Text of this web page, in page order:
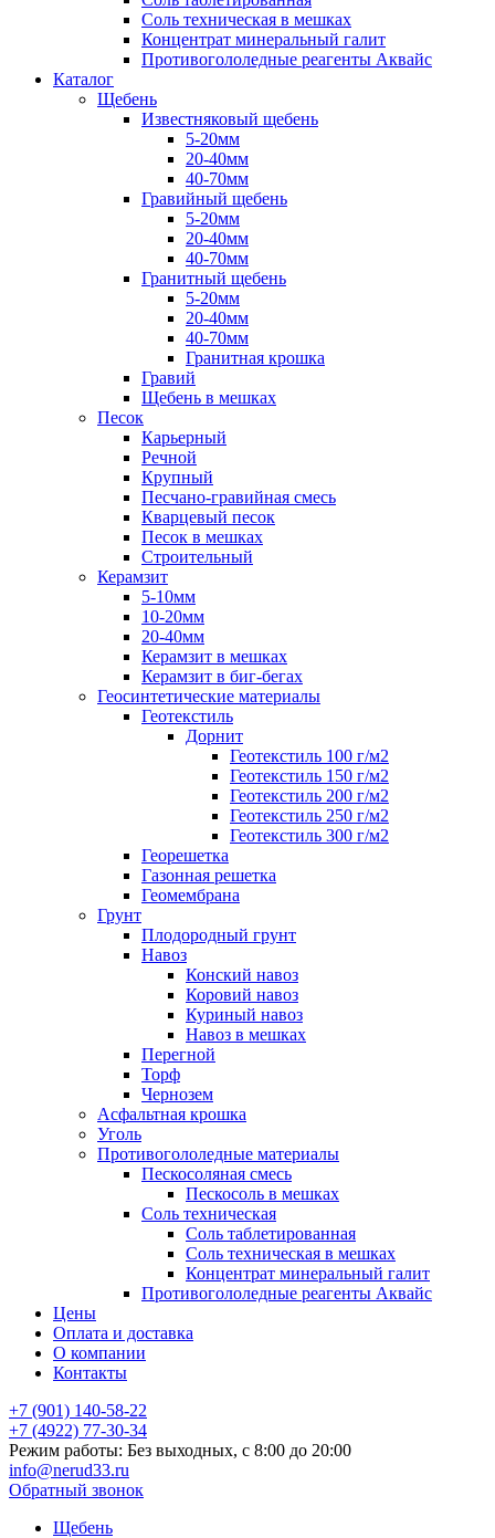
Соль техническая в мешках
Концентрат минеральный галит
Противогололедные реагенты Аквайс
Каталог
Щебень
Известняковый щебень
5-20мм
20-40мм
40-70мм
Гравийный щебень
5-20мм
20-40мм
40-70мм
Гранитный щебень
5-20мм
20-40мм
40-70мм
Гранитная крошка
Гравий
Щебень в мешках
Песок
Карьерный
Речной
Крупный
Песчано-гравийная смесь
Кварцевый песок
Песок в мешках
Строительный
Керамзит
5-10мм
10-20мм
20-40мм
Керамзит в мешках
Керамзит в биг-бегах
Геосинтетические материалы
Геотекстиль
Дорнит
Геотекстиль 100 г/м2
Геотекстиль 150 г/м2
Геотекстиль 200 г/м2
Геотекстиль 250 г/м2
Геотекстиль 300 г/м2
Георешетка
Газонная решетка
Геомембрана
Грунт
Плодородный грунт
Навоз
Конский навоз
Коровий навоз
Куриный навоз
Навоз в мешках
Перегной
Торф
Чернозем
Асфальтная крошка
Уголь
Противогололедные материалы
Пескосоляная смесь
Пескосоль в мешках
Соль техническая
Соль таблетированная
Соль техническая в мешках
Концентрат минеральный галит
Противогололедные реагенты Аквайс
Цены
Оплата и доставка
О компании
Контакты
+7 (901) 140-58-22
+7 (4922) 77-30-34
Режим работы: Без выходных, с 8:00 до 20:00
info@nerud33.ru
Обратный звонок
Щебень